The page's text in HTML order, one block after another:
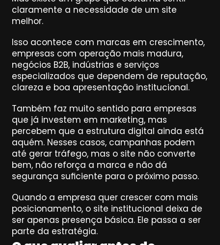
claramente a necessidade de um site
melhor.
Isso acontece com marcas em crescimento,
empresas com operação mais madura,
negócios B2B, indústrias e serviços
especializados que dependem de reputação,
clareza e boa apresentação institucional.
Também faz muito sentido para empresas
que já investem em marketing, mas
percebem que a estrutura digital ainda está
aquém. Nesses casos, campanhas podem
até gerar tráfego, mas o site não converte
bem, não reforça a marca e não dá
segurança suficiente para o próximo passo.
Quando a empresa quer crescer com mais
posicionamento, o site institucional deixa de
ser apenas presença básica. Ele passa a ser
parte da estratégia.